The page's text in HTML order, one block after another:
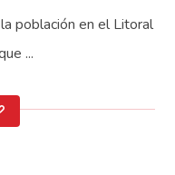
población en el Litoral
...